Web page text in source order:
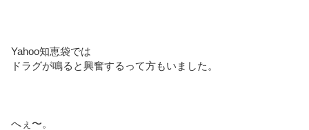
Yahoo知恵袋では
ドラグが鳴ると興奮するって方もいました。
へぇ〜。